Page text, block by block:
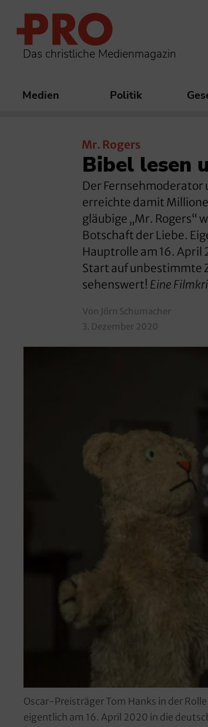
Das christliche Medienmagazin
Medien Politik
Mr. Rogers
Bibel lesen
Der Fernsehmoderator
erreichte damit
gläubige „Mr. Rogers“
Botschaft der Liebe.
Hauptrolle am 16. April
Start auf unbestimmte
sehenswert! Eine
Von Jörn Schumacher
3. Dezember 2020
Oscar-Preisträger Tom Hanks in der
eigentlich am 16. April 2020 in die